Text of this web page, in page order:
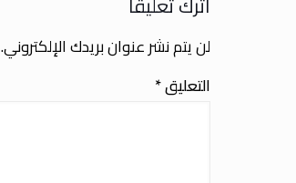
لن يتم نشر عنوان بريدك الإلكتروني.
التعليق*